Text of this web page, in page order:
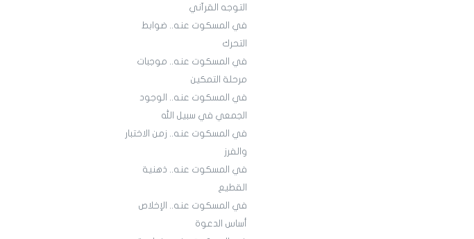
التوجه القرآني
في المسكوت عنه.. ضوابط
التحرك
في المسكوت عنه.. موجبات
مرحلة التمكين
في المسكوت عنه.. الوجود
الجمعي في سبيل الله
في المسكوت عنه.. زمن الاختبار
والفرز
في المسكوت عنه.. ذهنية
القطيع
في المسكوت عنه.. الإخلاص
أساس الدعوة